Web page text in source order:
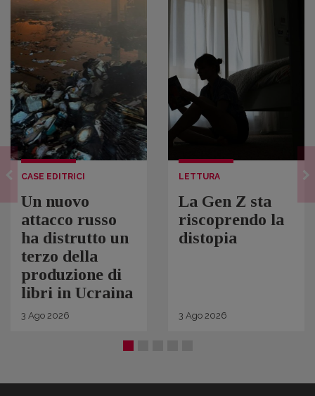
CASE EDITRICI
Un nuovo
attacco russo
ha distrutto un
terzo della
produzione di
libri in Ucraina
3 Ago 2026
LETTURA
La Gen Z sta
riscoprendo la
distopia
3 Ago 2026